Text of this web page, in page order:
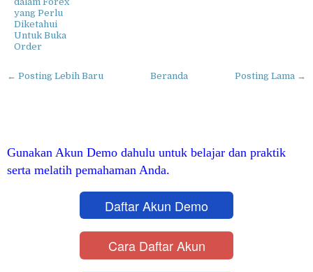
yang Perlu
Diketahui
Untuk Buka
Order
← Posting Lebih Baru Posting Lama →
Beranda
Gunakan Akun Demo dahulu untuk belajar dan praktik
serta melatih pemahaman Anda.
Daftar Akun Demo
Cara Daftar Akun